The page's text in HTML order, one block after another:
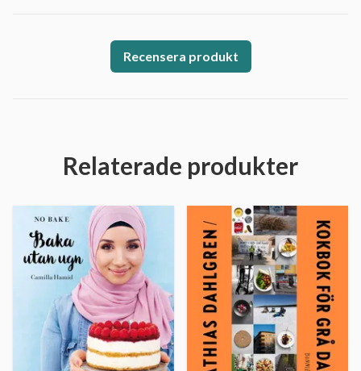
Recensera produkt
Relaterade produkter